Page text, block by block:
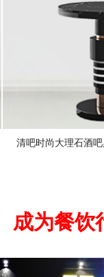
清吧时尚大理石酒
成为餐饮